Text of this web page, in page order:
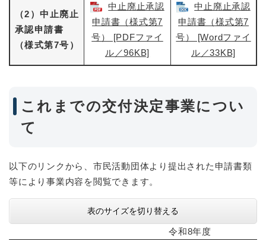
（2）中止廃止
承認申請書
（様式第7号）
中止廃止承認
申請書（様式第7
号） [PDFファイ
ル／96KB]
中止廃止承認
申請書（様式第7
号） [Wordファイ
ル／33KB]
これまでの交付決定事業につい
て
以下のリンクから、市民活動団体より提出された申請書類
等により事業内容を閲覧できます。
表のサイズを切り替える
令和8年度